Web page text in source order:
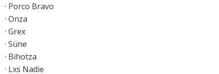
· Porco Bravo
· Onza
· Grex
· Süne
· Bihotza
· Lxs Nadie